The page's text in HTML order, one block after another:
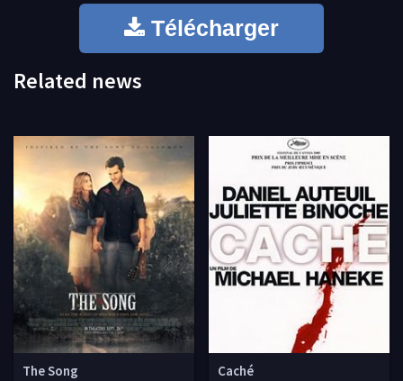
Télécharger
Related news
The Song Caché